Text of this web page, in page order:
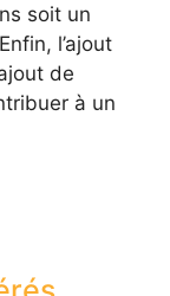
soit un
l’ajout
de
à un